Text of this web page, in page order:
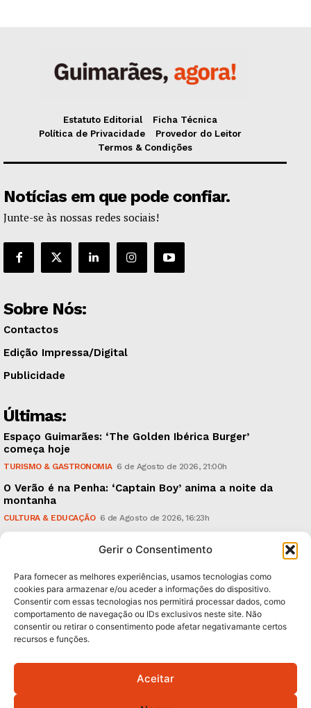
Gerir o Consentimento
Para fornecer as melhores experiências, usamos tecnologias como
cookies para armazenar e/ou aceder a informações do dispositivo.
Consentir com essas tecnologias nos permitirá processar dados, como
comportamento de navegação ou IDs exclusivos neste site. Não
consentir ou retirar o consentimento pode afetar negativamante certos
recursos e funções.
Aceitar
Estatuto Editorial
Ficha Técnica
Política de Privacidade
Provedor do Leitor
Termos & Condições
Notícias em que pode confiar.
Junte-se às nossas redes sociais!
Sobre Nós:
Contactos
Edição Impressa/Digital
Publicidade
Últimas:
Espaço Guimarães: ‘The Golden Ibérica Burger’
começa hoje
TURISMO & GASTRONOMIA 6 de Agosto de 2026, 21:00h
O Verão é na Penha: ‘Captain Boy’ anima a noite da
montanha
CULTURA & EDUCAÇÃO 6 de Agosto de 2026, 16:23h
em causa”, garante Ricardo Araújo
Subscreva Newsletter:
QUERO ADERIR